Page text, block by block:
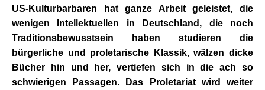
US-Kulturbarbaren hat ganze Arbeit geleistet, die
wenigen Intellektuellen in Deutschland, die noch
Traditionsbewusstsein haben studieren die
bürgerliche und proletarische Klassik, wälzen dicke
Bücher hin und her, vertiefen sich in die ach so
schwierigen Passagen. Das Proletariat wird weiter